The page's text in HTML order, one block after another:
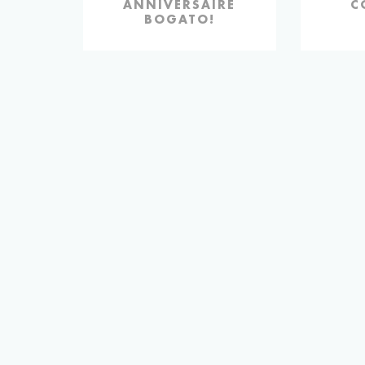
ANNIVERSAIRE
BOGATO!